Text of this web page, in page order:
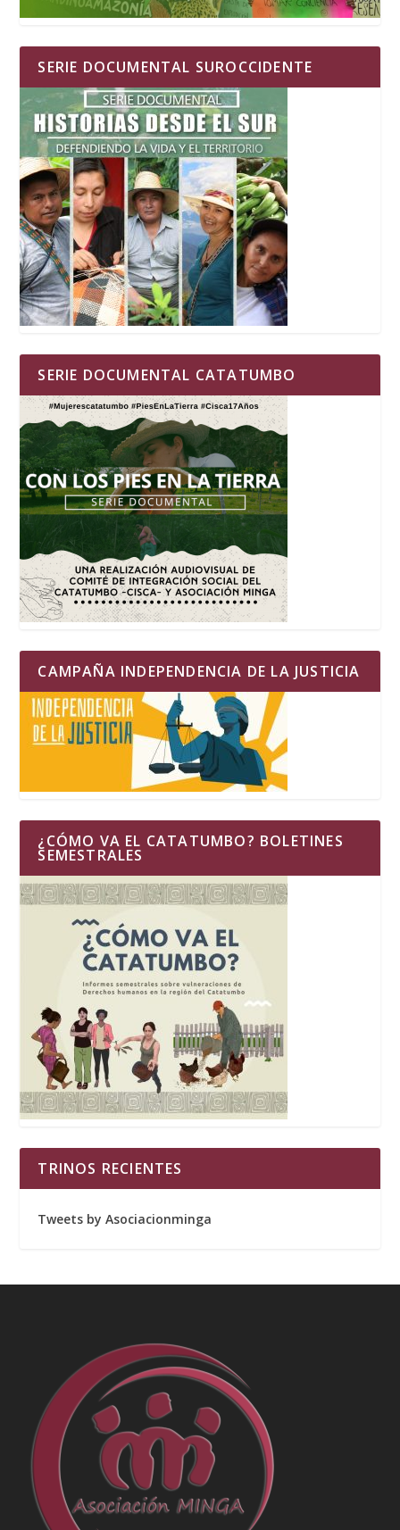
SERIE DOCUMENTAL SUROCCIDENTE
SERIE DOCUMENTAL CATATUMBO
CAMPAÑA INDEPENDENCIA DE LA JUSTICIA
¿CÓMO VA EL CATATUMBO? BOLETINES
SEMESTRALES
TRINOS RECIENTES
Tweets by Asociacionminga